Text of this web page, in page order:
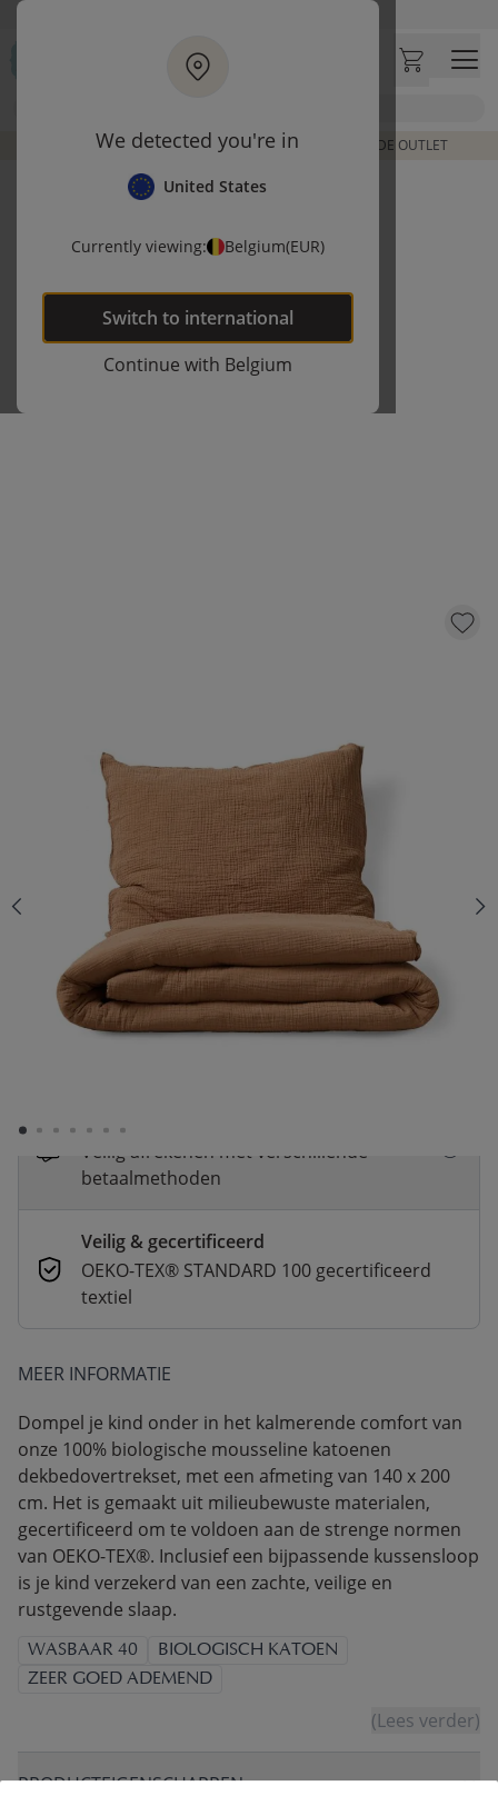
We detected you're in
United States
Currently viewing: Belgium(EUR)
Switch to international
Continue with Belgium
Ga naar hoofdinhoud
Klantbeoordelingen
DE LAATSTE ITEMS UIT VORIGE COLLECTIES | SHOP DE OUTLET
KLIK EN BESTEL
Op voorraad
Snelle levering
Voor 23:00 besteld, dezelfde dag
Betaal nu of achteraf
Veilig afrekenen met verschillende
betaalmethoden
Veilig & gecertificeerd
OEKO-TEX® STANDARD 100 gecertificeerd
textiel
MEER INFORMATIE
Dompel je kind onder in het kalmerende comfort van
onze 100% biologische mousseline katoenen
dekbedovertrekset, met een afmeting van 140 x 200
cm. Het is gemaakt uit milieubewuste materialen,
gecertificeerd om te voldoen aan de strenge normen
van OEKO-TEX®. Inclusief een bijpassende kussensloop
is je kind verzekerd van een zachte, veilige en
rustgevende slaap.
WASBAAR 40
BIOLOGISCH KATOEN
ZEER GOED ADEMEND
(Lees verder)
PRODUCTEIGENSCHAPPEN